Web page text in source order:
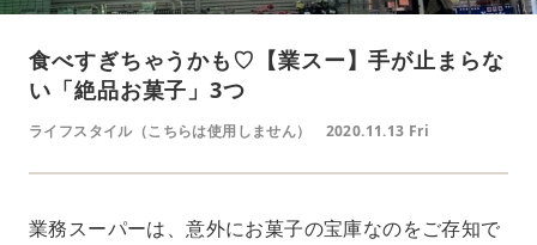
食べすぎちゃうかも♡【業スー】手が止まらな
い「絶品お菓子」3つ
ライフスタイル（こちらは使用しません） 2020.11.13 Fri
業務スーパーは、意外にお菓子の宝庫なのをご存知で